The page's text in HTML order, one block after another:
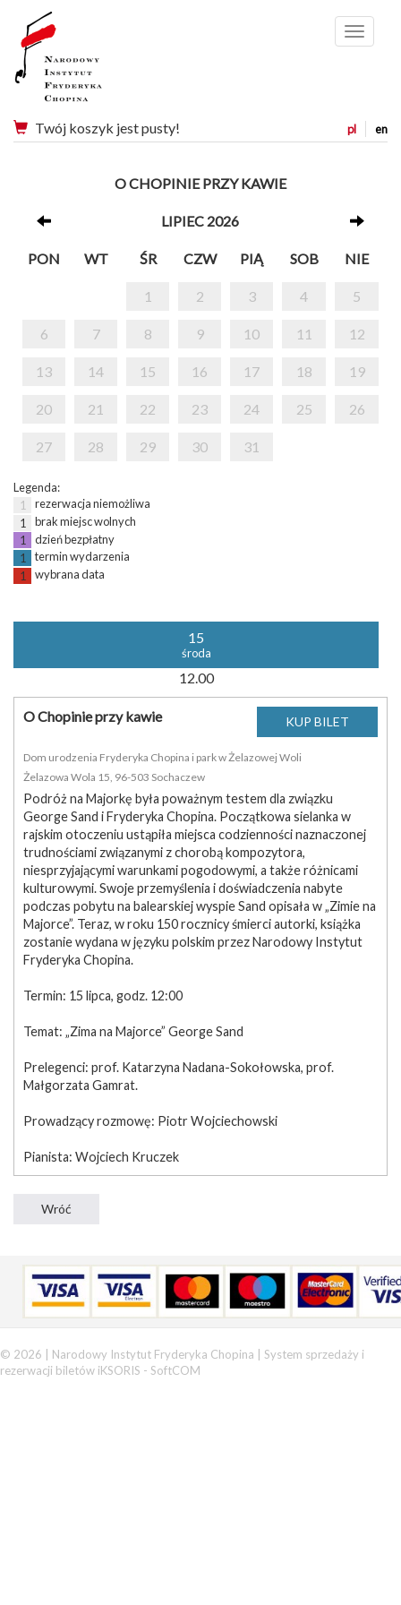
Menu
pl en
Twój koszyk jest pusty!
O CHOPINIE PRZY KAWIE
LIPIEC 2026
PON WT ŚR CZW PIĄ SOB NIE
1 2 3 4 5
6 7 8 9 10 11 12
13 14 15 16 17 18 19
20 21 22 23 24 25 26
27 28 29 30 31
Legenda:
1
rezerwacja niemożliwa
1
brak miejsc wolnych
1
dzień bezpłatny
1
termin wydarzenia
1
wybrana data
15
środa
12.00
O Chopinie przy kawie
Dom urodzenia Fryderyka Chopina i park w Żelazowej Woli
Żelazowa Wola 15, 96-503 Sochaczew
Podróż na Majorkę była poważnym testem dla związku
George Sand i Fryderyka Chopina. Początkowa sielanka w
rajskim otoczeniu ustąpiła miejsca codzienności naznaczonej
trudnościami związanymi z chorobą kompozytora,
niesprzyjającymi warunkami pogodowymi, a także różnicami
kulturowymi. Swoje przemyślenia i doświadczenia nabyte
podczas pobytu na balearskiej wyspie Sand opisała w „Zimie na
Majorce”. Teraz, w roku 150 rocznicy śmierci autorki, książka
zostanie wydana w języku polskim przez Narodowy Instytut
Fryderyka Chopina.
Termin: 15 lipca, godz. 12:00
Temat: „Zima na Majorce” George Sand
Prelegenci: prof. Katarzyna Nadana-Sokołowska, prof.
Małgorzata Gamrat.
Prowadzący rozmowę: Piotr Wojciechowski
Pianista: Wojciech Kruczek
© 2026 | Narodowy Instytut Fryderyka Chopina | System sprzedaży i
rezerwacji biletów iKSORIS - SoftCOM